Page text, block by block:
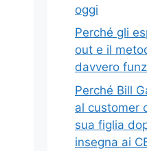
oggi
Perché gli
out e il
davvero
Perché Bill
al customer
sua figlia
insegna ai